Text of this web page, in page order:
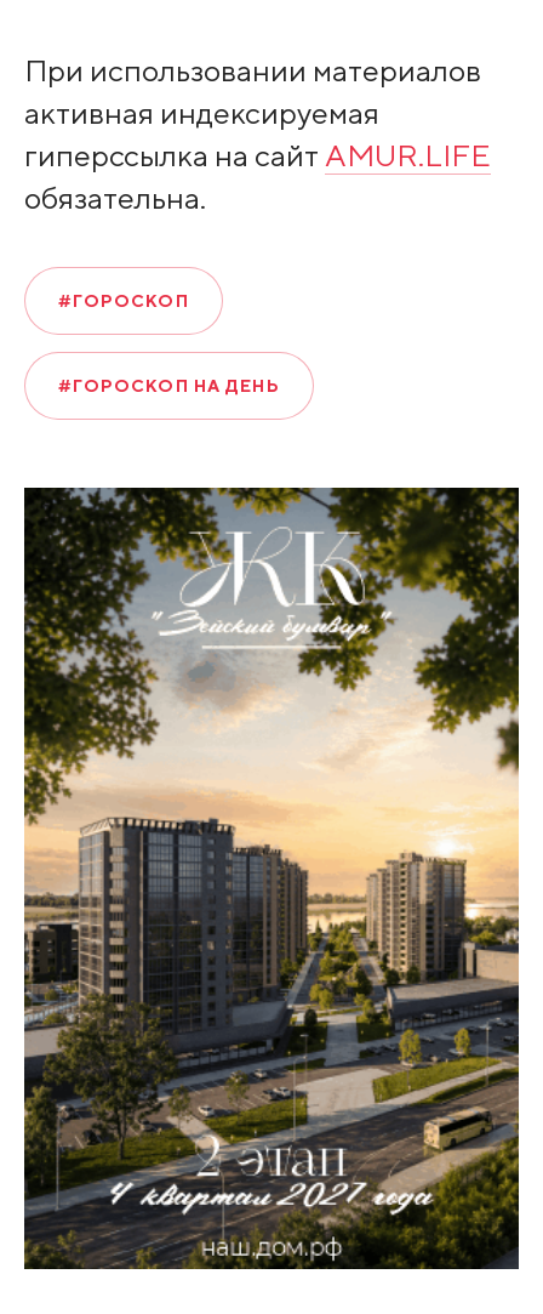
При использовании материалов
активная индексируемая
гиперссылка на сайт AMUR.LIFE
обязательна.
#ГОРОСКОП
#ГОРОСКОП НА ДЕНЬ